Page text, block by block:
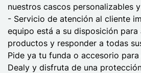
nuestros cascos personalizables
- Servicio de atención al cliente
equipo está a su disposición para
productos y responder a todas
Pide ya tu funda o accesorio para
Dealy y disfruta de una